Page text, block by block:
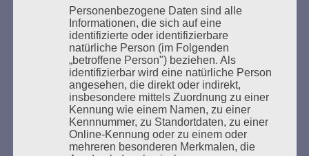
Kaifu-Ufer – genau an dem Ort, wo im Mai 1933 NS-
Studentenorganisationen und Burschenschaftler
Bücher verbrannten.
Weitere Informationen:lesezeichen-setzen.de
GEDENKEN UND ERINNERN BEGINNT IN
Personenbezogene Daten sind alle
Informationen, die sich auf eine
identifizierte oder identifizierbare
natürliche Person (im Folgenden
„betroffene Person") beziehen. Als
identifizierbar wird eine natürliche Person
angesehen, die direkt oder indirekt,
insbesondere mittels Zuordnung zu einer
Kennung wie einem Namen, zu einer
Kennnummer, zu Standortdaten, zu einer
Online-Kennung oder zu einem oder
mehreren besonderen Merkmalen, die